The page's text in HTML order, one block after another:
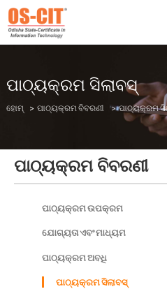
ପାଠ୍ୟକ୍ରମ ସିଲାବସ୍
ହୋମ୍ > ପାଠ୍ୟକ୍ରମ ବିବରଣୀ > ପାଠ୍ୟକ୍ରମ
ପାଠ୍ୟକ୍ରମ ବିବରଣୀ
ପାଠ୍ୟକ୍ରମ ଉପକ୍ରମ
ଯୋଗ୍ୟତା ଏବଂ ମାଧ୍ୟମ
ପାଠ୍ୟକ୍ରମ ଅବଧି
ପାଠ୍ୟକ୍ରମ ସିଲାବସ୍